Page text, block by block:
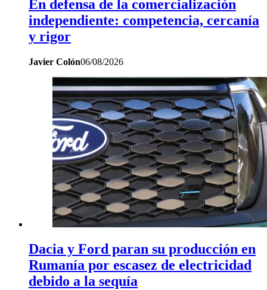
En defensa de la comercialización
independiente: competencia, cercanía
y rigor
Javier Colón06/08/2026
Dacia y Ford paran su producción en
Rumanía por escasez de electricidad
debido a la sequía